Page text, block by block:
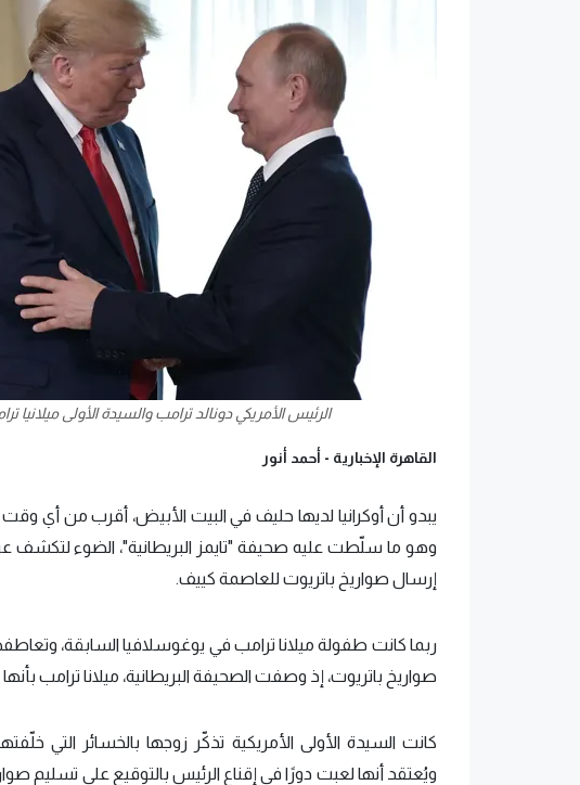
الرئيس الأمريكي دونالد ترامب والسيدة الأولى ميلانيا
القاهرة الإخبارية - أحمد أنور
يبدو أن أوكرانيا لديها حليف في البيت الأبيض، أقرب من أي
وهو ما سلّطت عليه صحيفة "تايمز البريطانية"، الضوء لتكشف عن
إرسال صواريخ باتريوت للعاصمة كييف.
ربما كانت طفولة ميلانا ترامب في يوغوسلافيا السابقة،
صواريخ باتريوت، إذ وصفت الصحيفة البريطانية، ميلانا ترامب
كانت السيدة الأولى الأمريكية تذكّر زوجها بالخسائر التي
ويُعتقد أنها لعبت دورًا في إقناع الرئيس بالتوقيع على تسليم